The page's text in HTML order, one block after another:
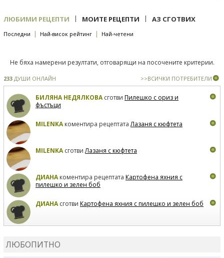
ЛЮБИМИ РЕЦЕПТИ | МОИТЕ РЕЦЕПТИ | АЗ СГОТВИХ
Последни | Най-висок рейтинг | Най-четени
Не бяха намерени резултати, отговарящи на посочените критерии.
233 ДУШИ ОНЛАЙН >>ВСИЧКИ ПОТРЕБИТЕЛИ
БИЛЯНА НЕДЯЛКОВАсготви Пилешко с ориз и
фъстъци
MILENKAкоментира рецептатаЛазаня с кюфтета
MILENKAсготвиЛазаня с кюфтета
ДИАНАкоментира рецептата Картофена яхния с
пилешко и зелен боб
ДИАНАсготви Картофена яхния с пилешко и зелен боб
ЛЮБОПИТНО